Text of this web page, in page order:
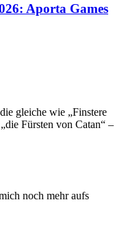
Aporta Games
gleiche wie „Finstere
Fürsten von Catan“ –
noch mehr aufs